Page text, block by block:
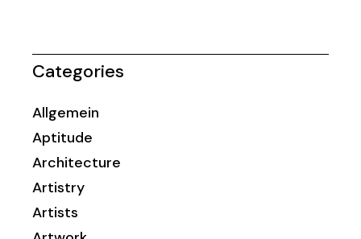
Categories
Allgemein
Aptitude
Architecture
Artistry
Artists